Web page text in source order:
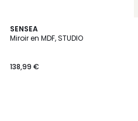
SENSEA
Miroir en MDF, STUDIO
138,99 €